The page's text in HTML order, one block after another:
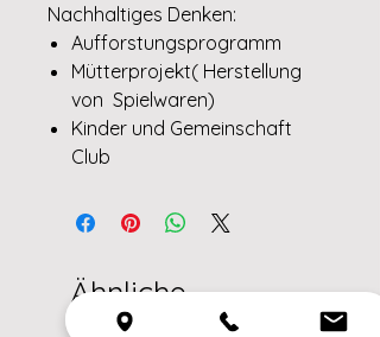
Nachhaltiges Denken:
Aufforstungsprogramm
Mütterprojekt( Herstellung
von Spielwaren)
Kinder und Gemeinschaft
Club
Ähnliche